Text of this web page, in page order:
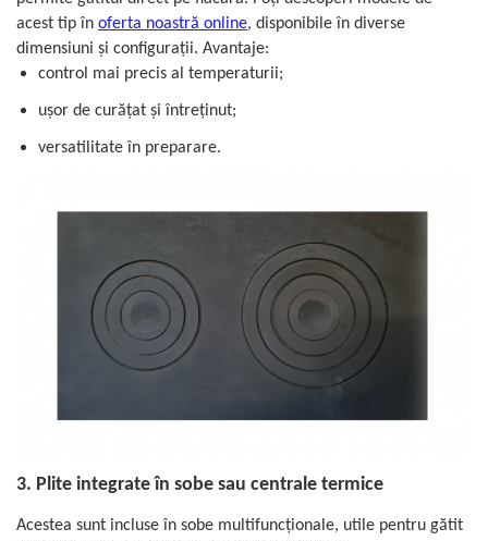
acest tip în oferta noastră online, disponibile în diverse
dimensiuni și configurații. Avantaje:
control mai precis al temperaturii;
ușor de curățat și întreținut;
versatilitate în preparare.
3. Plite integrate în sobe sau centrale termice
Acestea sunt incluse în sobe multifuncționale, utile pentru gătit